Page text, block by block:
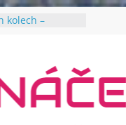
kolech –
v oázu
přepravky a